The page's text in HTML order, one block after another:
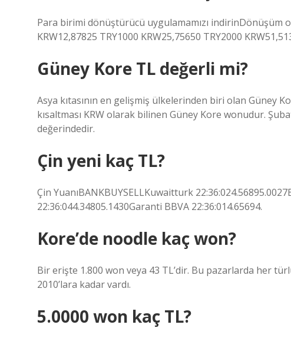
Para birimi dönüştürücü uygulamamızı indirinDönüşüm
KRW12,87825 TRY1000 KRW25,75650 TRY2000
Güney Kore TL değerli mi?
Asya kıtasının en gelişmiş ülkelerinden biri olan Güney
kısaltması KRW olarak bilinen Güney Kore wonudur.
değerindedir.
Çin yeni kaç TL?
Çin YuanıBANKBUYSELLKuwaitturk
22:36:044.34805.1430Garanti BBVA 22:36:014.65694.
Kore’de noodle kaç won?
Bir erişte 1.800 won veya 43 TL’dir. Bu pazarlarda her
2010’lara kadar vardı.
5.0000 won kaç TL?